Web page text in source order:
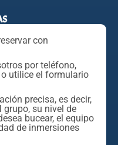
con
por teléfono,
utilice el formulario
precisa, es decir,
grupo, su nivel de
bucear, el equipo
de inmersiones